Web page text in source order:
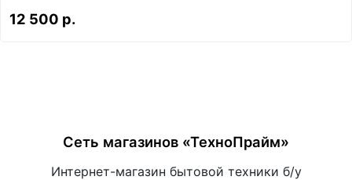
12 500 р.
Сеть магазинов «ТехноПрайм»
Интернет-магазин бытовой техники б/у